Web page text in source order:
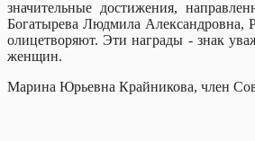
значительные достижения,
Богатырева Людмила Александровна,
олицетворяют. Эти награды - знак
женщин.
Марина Юрьевна Крайникова, член